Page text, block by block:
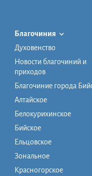
Благочиния
Духовенство
Новости благочиний и
приходов
Благочиние города
Алтайское
Белокурихинское
Бийское
Ельцовское
Зональное
Красногорское